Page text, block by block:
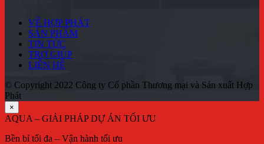
VỀ HỢP PHÁT
SẢN PHẨM
TIN TỨC
TRỢ GIÚP
LIÊN HỆ
© Copyright 2022 Công ty Cổ phần Thương mại và Sản xuất Hợp
Phát
×
AQUA – GIẢI PHÁP DỰ ÁN TỐI ƯU
Bền bỉ tối đa – Vận hành tối ưu